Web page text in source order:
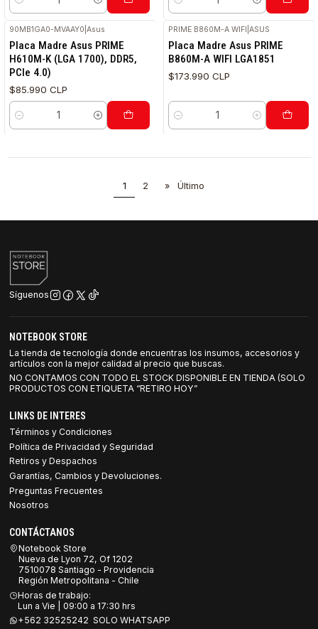
Cantidad Cantidad
90MB1GA0-MVAAY0 |Asus
Placa Madre Asus PRIME
H610M-K (LGA 1700), DDR5,
PCIe 4.0)
$85.990 CLP
Cantidad
PRIME B860M-A WIFI |ASUS
Placa Madre Asus PRIME
B860M-A WIFI LGA1851
$173.990 CLP
Cantidad
1 2 » Último
Síguenos
NOTEBOOK STORE
La tienda de tecnología donde encuentras los insumos, accesorios y
artículos con la mejor calidad al precio que buscas.
NO CONTAMOS CON TODO EL STOCK DISPONIBLE EN TIENDA (SOLO
PRODUCTOS CON ETIQUETA “RETIRO HOY”
LINKS DE INTERES
Términos y Condiciones
Política de Privacidad y Seguridad
Retiros y Despachos
Garantías, Cambios y Devoluciones.
Preguntas Frecuentes
Nosotros
CONTÁCTANOS
Notebook Store
Nueva de Lyon 72, Of 1202
7510078 Santiago - Providencia
Región Metropolitana - Chile
Horas de trabajo:
Lun a Vie | 09:00 a 17:30 hrs
+562 32525242 SOLO WHATSAPP